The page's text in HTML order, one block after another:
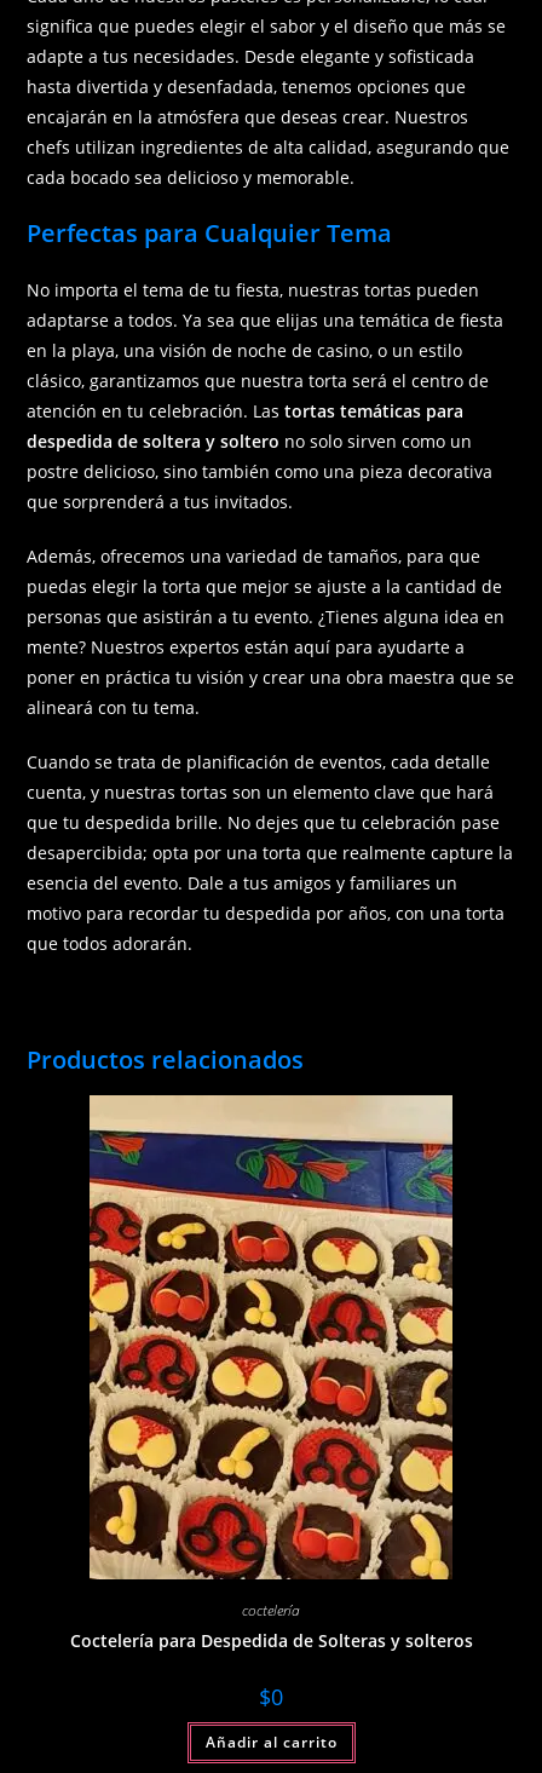
significa que puedes elegir el sabor y el diseño que más se
adapte a tus necesidades. Desde elegante y sofisticada
hasta divertida y desenfadada, tenemos opciones que
encajarán en la atmósfera que deseas crear. Nuestros
chefs utilizan ingredientes de alta calidad, asegurando que
cada bocado sea delicioso y memorable.
Perfectas para Cualquier Tema
No importa el tema de tu fiesta, nuestras tortas pueden
adaptarse a todos. Ya sea que elijas una temática de fiesta
en la playa, una visión de noche de casino, o un estilo
clásico, garantizamos que nuestra torta será el centro de
atención en tu celebración. Lastortas temáticas para
despedida de soltera y soltero no solo sirven como un
postre delicioso, sino también como una pieza decorativa
que sorprenderá a tus invitados.
Además, ofrecemos una variedad de tamaños, para que
puedas elegir la torta que mejor se ajuste a la cantidad de
personas que asistirán a tu evento. ¿Tienes alguna idea en
mente? Nuestros expertos están aquí para ayudarte a
poner en práctica tu visión y crear una obra maestra que se
alineará con tu tema.
Cuando se trata de planificación de eventos, cada detalle
cuenta, y nuestras tortas son un elemento clave que hará
que tu despedida brille. No dejes que tu celebración pase
desapercibida; opta por una torta que realmente capture la
esencia del evento. Dale a tus amigos y familiares un
motivo para recordar tu despedida por años, con una torta
que todos adorarán.
Productos relacionados
coctelería
Coctelería para Despedida de Solteras y solteros
$0
Añadir al carrito